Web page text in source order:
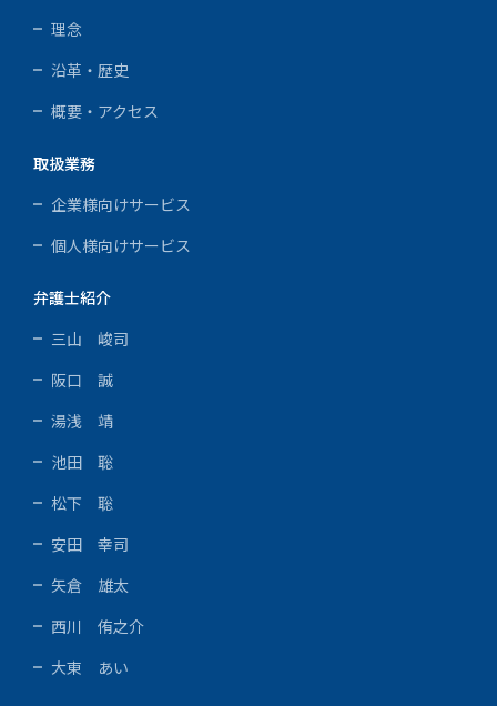
理念
沿革・歴史
概要・アクセス
取扱業務
企業様向けサービス
個人様向けサービス
弁護士紹介
三山 峻司
阪口 誠
湯浅 靖
池田 聡
松下 聡
安田 幸司
矢倉 雄太
西川 侑之介
大東 あい